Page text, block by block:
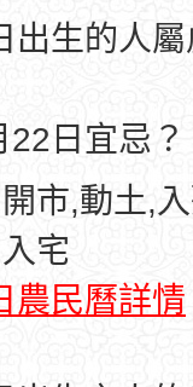
出生的人
日宜忌？
市,動土,
宅
農民曆詳情